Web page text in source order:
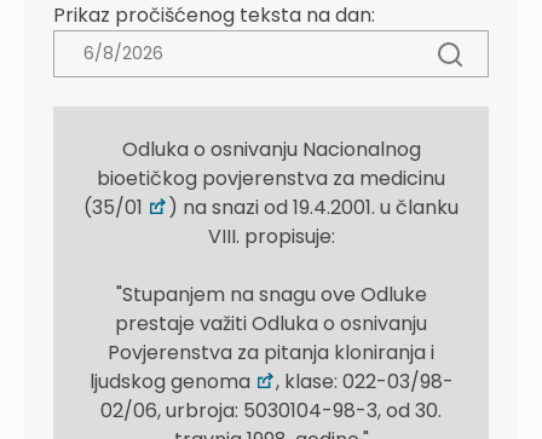
Prikaz pročišćenog teksta na dan:
Odluka o osnivanju Nacionalnog
bioetičkog povjerenstva za medicinu
(35/01
) na snazi od 19.4.2001. u članku
VIII. propisuje:
"Stupanjem na snagu ove Odluke
prestaje važiti Odluka o osnivanju
Povjerenstva za pitanja kloniranja i
ljudskog genoma
, klase: 022-03/98-
02/06, urbroja: 5030104-98-3, od 30.